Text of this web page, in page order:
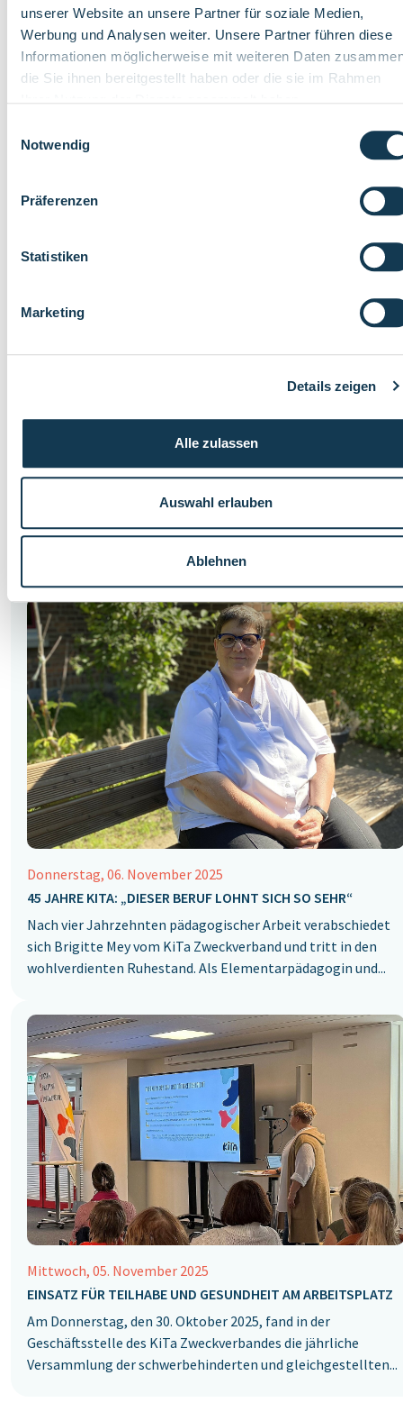
unserer Website an unsere Partner für soziale Medien,
Werbung und Analysen weiter. Unsere Partner führen diese
Informationen möglicherweise mit weiteren Daten
die Sie ihnen bereitgestellt haben oder die sie im Rahmen
Notwendig
Präferenzen
Statistiken
Marketing
Details zeigen
Alle zulassen
Auswahl erlauben
Ablehnen
TRÄGERKONFERENZ 2025: FÜHRUNG GEMEINSAM GESTALTEN
Rund 200 KiTa-Leitungen des KiTa Zweckverbandes kamen
am 18. November 2025 zur ‎alljährlichen Trägerkonferenz
zusammen. Das Motto der Veranstaltung lautete:...
Montag, 10. November 2025
Adultismusist eine der ersten Diskriminierungserfahrungen,
mit denen Kinder aufwachsen: Es ‎beschreibt das
Machtverhältnis, das automatisch zwischen Erwachsenen
Donnerstag, 06. November 2025
45 JAHRE KITA: „DIESER BERUF LOHNT SICH SO SEHR“
Nach vier Jahrzehnten pädagogischer Arbeit verabschiedet
sich Brigitte Mey vom KiTa Zweckverband und tritt in den
wohlverdienten Ruhestand. Als Elementarpädagogin und...
Mittwoch, 05. November 2025
EINSATZ FÜR TEILHABE UND GESUNDHEIT AM ARBEITSPLATZ
Am Donnerstag, den 30. Oktober 2025, fand in der
Geschäftsstelle des KiTa ‎Zweckverbandes die jährliche
Versammlung der schwerbehinderten und ‎gleichgestellten...